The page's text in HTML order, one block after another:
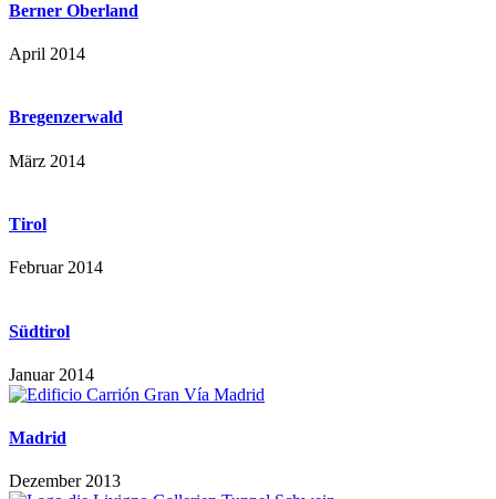
Berner Oberland
April 2014
Bregenzerwald
März 2014
Tirol
Februar 2014
Südtirol
Januar 2014
Madrid
Dezember 2013